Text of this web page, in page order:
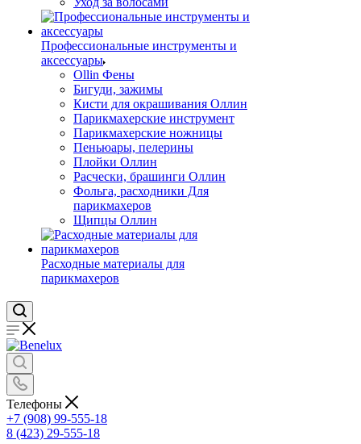
Профессиональные инструменты и
аксессуары
Ollin Фены
Бигуди, зажимы
Кисти для окрашивания Оллин
Парикмахерские инструмент
Парикмахерские ножницы
Пеньюары, пелерины
Плойки Оллин
Расчески, брашинги Оллин
Фольга, расходники Для
парикмахеров
Щипцы Оллин
Расходные материалы для
парикмахеров
Телефоны
+7 (908) 99-555-18
8 (423) 29-555-18